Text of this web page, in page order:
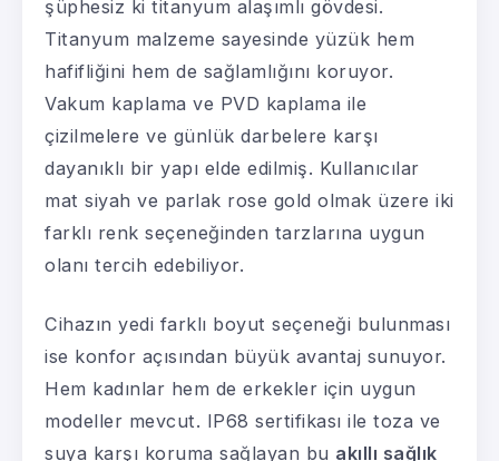
şüphesiz ki titanyum alaşımlı gövdesi.
Titanyum malzeme sayesinde yüzük hem
hafifliğini hem de sağlamlığını koruyor.
Vakum kaplama ve PVD kaplama ile
çizilmelere ve günlük darbelere karşı
dayanıklı bir yapı elde edilmiş. Kullanıcılar
mat siyah ve parlak rose gold olmak üzere iki
farklı renk seçeneğinden tarzlarına uygun
olanı tercih edebiliyor.
Cihazın yedi farklı boyut seçeneği bulunması
ise konfor açısından büyük avantaj sunuyor.
Hem kadınlar hem de erkekler için uygun
modeller mevcut. IP68 sertifikası ile toza ve
suya karşı koruma sağlayan bu akıllı sağlık